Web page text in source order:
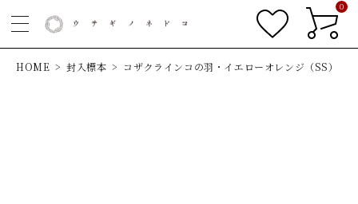
0
HOME 封入標本 コザクラインコの羽・イエローオレンジ（SS）